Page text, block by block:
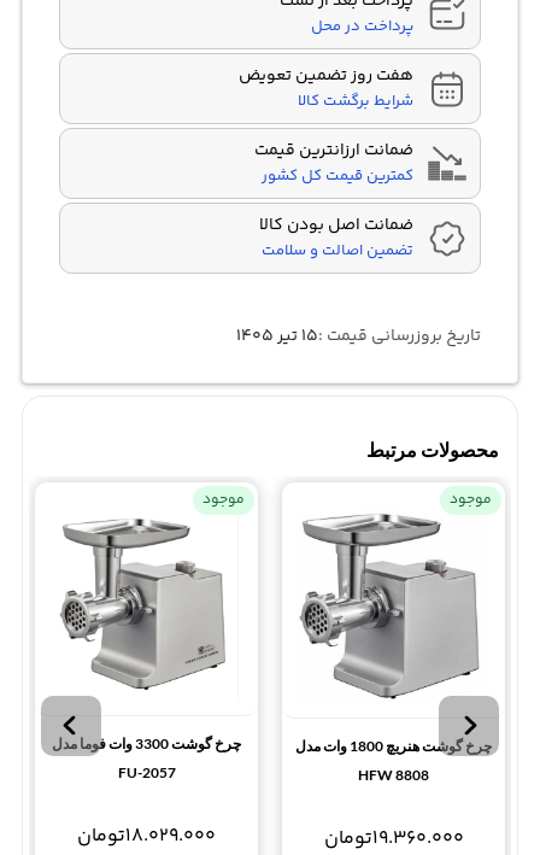
پرداخت در محل
هفت روز تضمین تعویض
شرایط برگشت کالا
ضمانت ارزانترین قیمت
کمترین قیمت کل کشور
ضمانت اصل بودن کالا
تضمین اصالت و سلامت
تاریخ بروزرسانی قیمت :۱۵ تیر ۱۴۰۵
محصولات مرتبط
موجود
چرخ گوشت هنریچ 1800 وات مدل
HFW 8808
19.360.000تومان
موجود
چرخ گوشت 3300 وات فوما مدل
FU-2057
18.029.000تومان